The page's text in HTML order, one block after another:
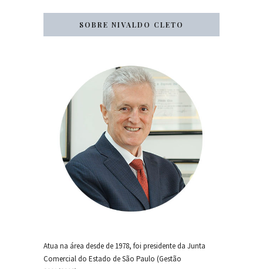
SOBRE NIVALDO CLETO
Atua na área desde de 1978, foi presidente da Junta
Comercial do Estado de São Paulo (Gestão